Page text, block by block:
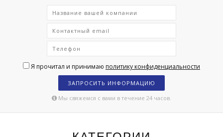
Я прочитал и принимаю политику конфиденциальности
ЗАПРОСИТЬ ИНФОРМАЦИЮ
Мы свяжемся с вами в течение 24 часов.